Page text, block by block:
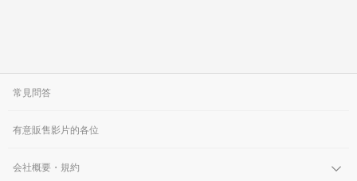
常見問答
有意販售影片的各位
会社概要・規約